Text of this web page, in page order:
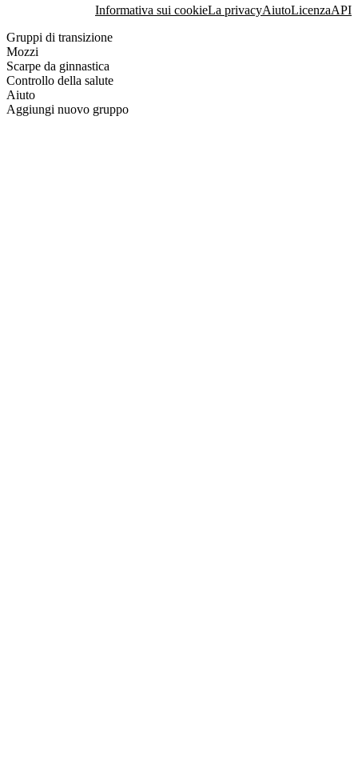
Informativa sui cookieLa privacyAiutoLicenzaAPI
Gruppi di transizione
Mozzi
Scarpe da ginnastica
Controllo della salute
Aiuto
Aggiungi nuovo gruppo